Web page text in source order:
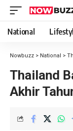
National
Nowbuzz > National >
Thailand
Akhir